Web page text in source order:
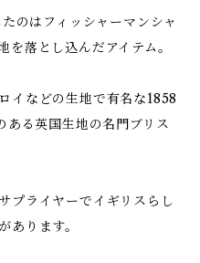
はフィッシャーマンシャ
を落とし込んだアイテム。
イなどの生地で有名な1858
ある英国生地の名門ブリス
プライヤーでイギリスらし
あります。